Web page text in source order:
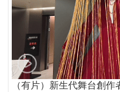
（有片）新生代舞台創